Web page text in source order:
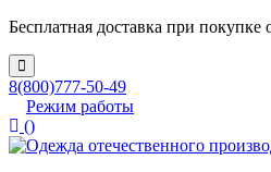
Бесплатная доставка при покупке
8(800)777-50-49
Режим работы
()